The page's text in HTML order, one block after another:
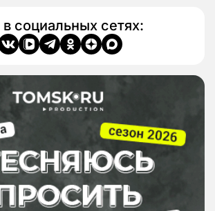
социальных сетях: